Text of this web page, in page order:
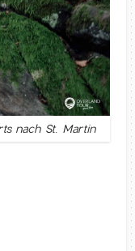
nach St. Martin